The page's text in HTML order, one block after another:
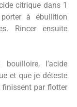
citrique dans 1
à ébullition
Rincer ensuite
l’acide
et que je déteste
finissent par flotter